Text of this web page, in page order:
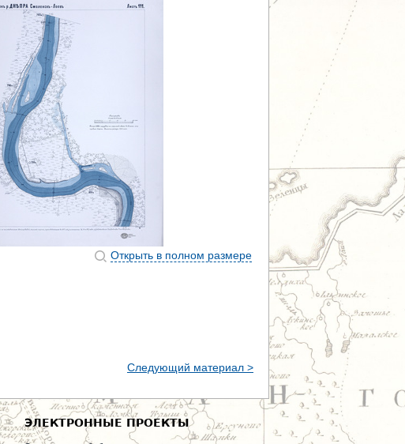
Открыть в полном размере
Следующий материал >
ЭЛЕКТРОННЫЕ ПРОЕКТЫ